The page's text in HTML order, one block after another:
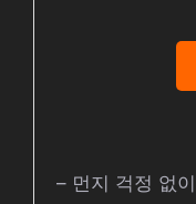
– 먼지 걱정 없